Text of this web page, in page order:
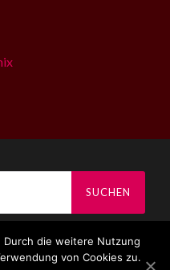
Durch die weitere Nutzung
von Cookies zu.